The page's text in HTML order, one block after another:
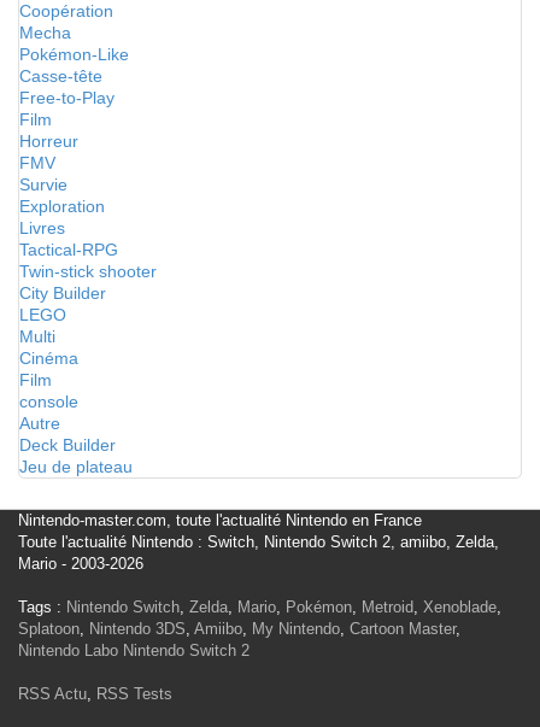
Coopération
Mecha
Pokémon-Like
Casse-tête
Free-to-Play
Film
Horreur
FMV
Survie
Exploration
Livres
Tactical-RPG
Twin-stick shooter
City Builder
LEGO
Multi
Cinéma
Film
console
Autre
Deck Builder
Jeu de plateau
Nintendo-master.com, toute l'actualité Nintendo en France
Toute l'actualité Nintendo : Switch, Nintendo Switch 2, amiibo, Zelda,
Mario - 2003-2026
Tags : Nintendo Switch, Zelda, Mario, Pokémon, Metroid, Xenoblade,
Splatoon, Nintendo 3DS, Amiibo, My Nintendo, Cartoon Master,
Nintendo Labo Nintendo Switch 2
RSS Actu, RSS Tests